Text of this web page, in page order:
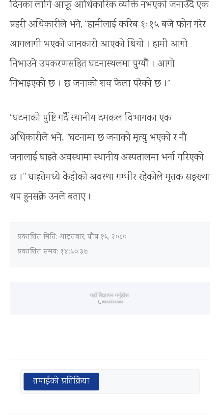
दिनका लागि आफू आधिकारिक व्यक्ति नभएको जनाउँदै एक
प्रहरी अधिकारीले भने, “हामीलाई करिब १ः१५ बजे फोन गरेर
आगलागी भएको जानकारी आएको थियो । हामी आगो
निभाउने उपकरणसहित घटनास्थलमा पुग्यौं । आगो
निभाइएको छ । छ जनाको शव फेला परेको छ ।”
“घटनाको पुष्टि गर्दै स्थानीय दमकल विभागका एक
अधिकारीले भने, “घटनामा छ जनाको मृत्यु भएको र नौ
जनालाई घाइते अवस्थामा स्थानीय अस्पतालमा भर्ना गरिएको
छ ।” घाइतेमध्ये केहीको अवस्था गम्भीर रहेकोले मृतक सङ्ख्या
थप हुनसक्ने उनले बताए ।
प्रकाशित मिति: आइतबार, पौष १५, २०८०
प्रकाशित समय: १४:५०:३७
तपाईको प्रतिक्रिया